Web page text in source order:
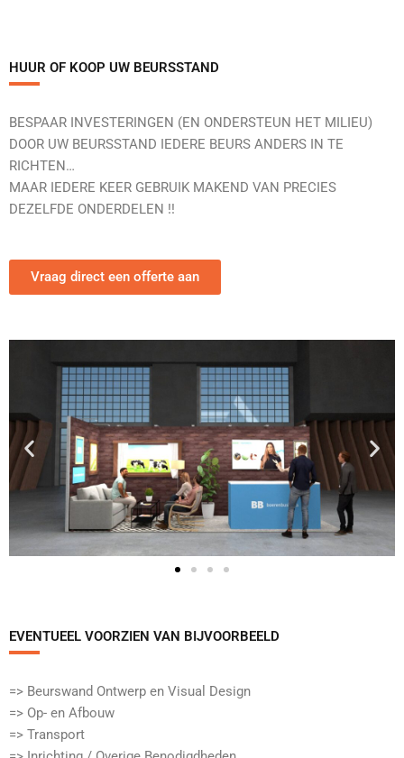
HUUR OF KOOP UW BEURSSTAND
BESPAAR INVESTERINGEN (EN ONDERSTEUN HET MILIEU)
DOOR UW BEURSSTAND IEDERE BEURS ANDERS IN TE
RICHTEN…
MAAR IEDERE KEER GEBRUIK MAKEND VAN PRECIES
DEZELFDE ONDERDELEN !!
Vraag direct een offerte aan
EVENTUEEL VOORZIEN VAN BIJVOORBEELD​
=> Beurswand Ontwerp en Visual Design
=> Op- en Afbouw
=> Transport